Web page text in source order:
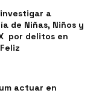
a
de Niñas, Niños y
por delitos en
actuar en